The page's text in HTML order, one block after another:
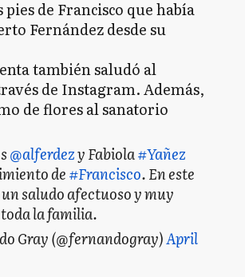
de Francisco que había
Fernández desde su
también saludó al
de Instagram. Además,
de flores al sanatorio
@alferdezy Fabiola#Yañez
de#Francisco. En este
saludo afectuoso y muy
la familia.
Gray (@fernandogray)April